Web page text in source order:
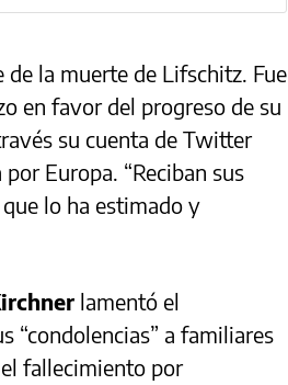
de la muerte de Lifschitz. Fue
en favor del progreso de su
su cuenta de Twitter
Europa. “Reciban sus
lo ha estimado y
lamentó el
“condolencias” a familiares
fallecimiento por